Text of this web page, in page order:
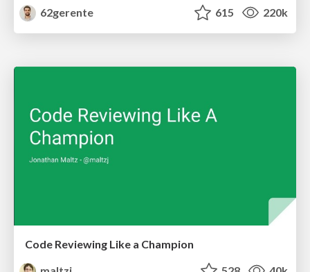
62gerente
615 220k
Code Reviewing Like a Champion